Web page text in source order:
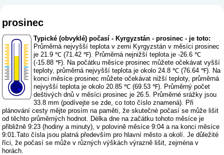
prosinec
Typické (obvyklé) počasí - Kyrgyzstán - prosinec - je toto:
Průměrná nejvyšší teplota v zemi Kyrgyzstán v měsíci prosinec
je 21.9 ℃ (71.42 ℉). Průměrná nejnižší teplota je -26.6 ℃
(-15.88 ℉). Na počátku měsíce prosinec můžete očekávat vyšší
teploty, průměrná nejvyšší teplota je okolo 24.8 ℃ (76.64 ℉). Na
konci měsíce prosinec můžete očekávat nižší teploty, průměrná
nejvyšší teplota je okolo 20.85 ℃ (69.53 ℉). Průměrný počet
deštivých dnů v měsíci prosinec je 26.5. Průměrné srážky jsou
33.8 mm (podívejte se zde, co toto číslo znamená). Při
plánování cesty mějte prosím na paměti, že skutečné počasí se může lišit
od těchto průměrných hodnot. Délka dne na začátku tohoto měsíce je
přibližně 9:23 (hodiny a minuty), v polovině měsíce 9:04 a na konci měsíce
9:01.Tato čísla jsou platná především pro hlavní město a okolí. Je důležité
říci, že počasí se může v různých výškách výrazně lišit, zejména v
horách.